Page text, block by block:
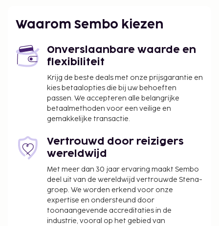
toepasselijke belastingen zijn:
accommodatie, per verblijf
Vóór het inchecken dien je een borgsom van
IDR 300000 te betalen.
We hebben alle kosten vermeld die de
accommodatie aan ons heeft doorgegeven.
In deze accommodatie zijn huisdieren en
Waarom Sembo kiezen
Onverslaanbare waarde en
flexibiliteit
Krijg de beste deals met onze prijsgarantie en
kies betaalopties die bij uw behoeften
passen. We accepteren alle belangrijke
betaalmethoden voor een veilige en
gemakkelijke transactie.
Vertrouwd door reizigers
wereldwijd
Met meer dan 30 jaar ervaring maakt Sembo
deel uit van de wereldwijd vertrouwde Stena-
groep. We worden erkend voor onze
expertise en ondersteund door
toonaangevende accreditaties in de
industrie, vooral op het gebied van